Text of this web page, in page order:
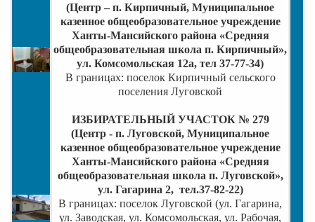
(Центр – п. Кирпичный, Муниципальное
казенное общеобразовательное учреждение
Ханты-Мансийского района «Средняя
общеобразовательная школа п. Кирпичный»,
ул. Комсомольская 12а, тел 37-77-34)
В границах: поселок Кирпичный сельского
поселения Луговской
ИЗБИРАТЕЛЬНЫЙ УЧАСТОК № 279
(Центр - п. Луговской, Муниципальное
казенное общеобразовательное учреждение
Ханты-Мансийского района «Средняя
общеобразовательная школа п. Луговской»,
ул. Гагарина 2, тел.37-82-22)
В границах: поселок Луговской (ул. Гагарина,
ул. Заводская, ул. Комсомольская, ул. Рабочая,